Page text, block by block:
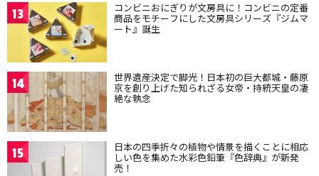
13 コンビニおにぎりが文房具に！コンビニの定番
商品をモチーフにした文房具シリーズ『ジムマ
ート』誕生
14 世界遺産決定で脚光！日本初の巨大都城・藤原
京を創り上げた知られざる女帝・持統天皇の凄
絶な執念
15 日本の四季折々の植物や情景を描くことに相応
しい色を集めた水彩色鉛筆『色辞典』が新発
売！